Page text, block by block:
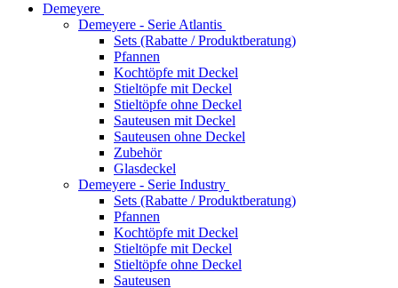
Demeyere
Demeyere - Serie Atlantis
Sets (Rabatte / Produktberatung)
Pfannen
Kochtöpfe mit Deckel
Stieltöpfe mit Deckel
Stieltöpfe ohne Deckel
Sauteusen mit Deckel
Sauteusen ohne Deckel
Zubehör
Glasdeckel
Demeyere - Serie Industry
Sets (Rabatte / Produktberatung)
Pfannen
Kochtöpfe mit Deckel
Stieltöpfe mit Deckel
Stieltöpfe ohne Deckel
Sauteusen